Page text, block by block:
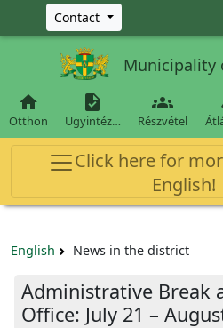
Ugrás a fő tartalomra
Contact
Municipality

Otthon

Ügyintéz…

Részvétel
Click here for
English!
English News in the district
Administrative Break
Office: July 21 –